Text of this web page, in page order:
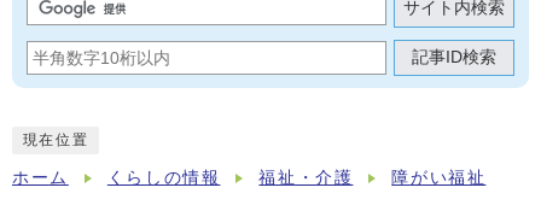
サイト内検索
記事ID検索
現在位置
ホーム くらしの情報 福祉・介護 障がい福祉